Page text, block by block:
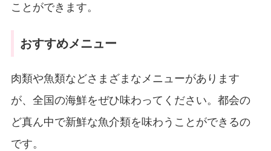
ことができます。
おすすめメニュー
肉類や魚類などさまざまなメニューがあります
が、全国の海鮮をぜひ味わってください。都会の
ど真ん中で新鮮な魚介類を味わうことができるの
です。